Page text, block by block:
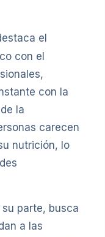
el
con el
con la
la
carecen
nutrición, lo
su parte, busca
a las